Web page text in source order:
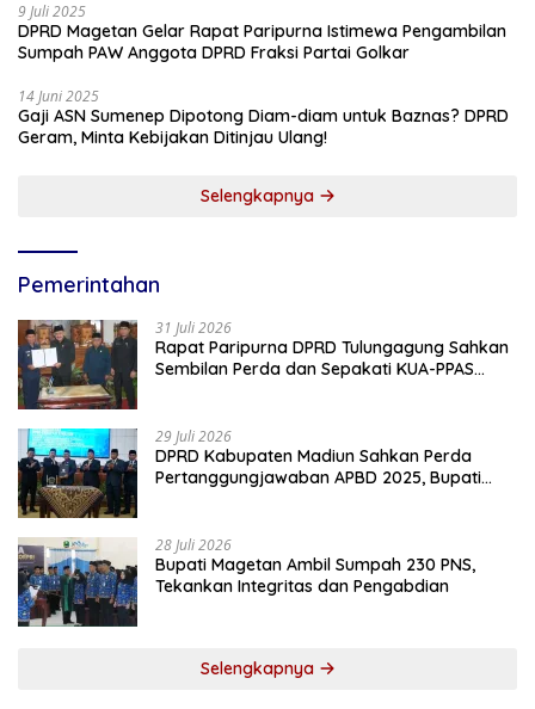
9 Juli 2025
DPRD Magetan Gelar Rapat Paripurna Istimewa Pengambilan
Sumpah PAW Anggota DPRD Fraksi Partai Golkar
14 Juni 2025
Gaji ASN Sumenep Dipotong Diam-diam untuk Baznas? DPRD
Geram, Minta Kebijakan Ditinjau Ulang!
Selengkapnya
Pemerintahan
31 Juli 2026
Rapat Paripurna DPRD Tulungagung Sahkan
Sembilan Perda dan Sepakati KUA-PPAS
29 Juli 2026
DPRD Kabupaten Madiun Sahkan Perda
Pertanggungjawaban APBD 2025, Bupati
28 Juli 2026
Bupati Magetan Ambil Sumpah 230 PNS,
Tekankan Integritas dan Pengabdian
Selengkapnya